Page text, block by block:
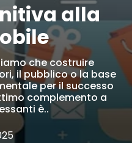
alla
che costruire
il pubblico o la base
per il successo
complemento a
è..